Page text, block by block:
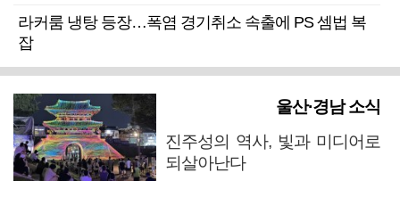
라커룸 냉탕 등장…폭염 경기취소 속출에 PS 셈법 복
잡
울산·경남 소식
진주성의 역사, 빛과 미디어로
되살아난다